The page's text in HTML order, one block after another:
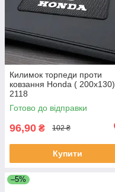
Килимок торпеди проти
ковзання Honda ( 200x130)
2118
Готово до відправки
96,90 ₴ 102 ₴
Купити
–5%